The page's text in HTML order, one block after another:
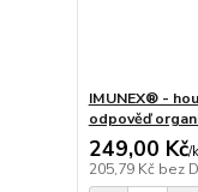
IMUNEX® -
odpověď
249,00 Kč/
205,79 Kč bez